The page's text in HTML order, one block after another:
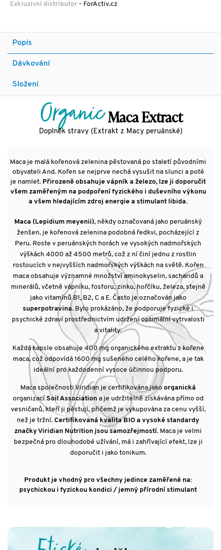
Exkluzivní distributor - ForActiv.cz
Popis
Dávkování
Složení
OrganicMaca Extract
Doplněk stravy (Extrakt z Macy peruánské)
Maca je malá kořenová zelenina pěstovaná po staletí původními
obyvateli And. Kořen se nejprve nechá vysušit na slunci a poté
je namlet. Přirozeně obsahuje vápník a železo, lze ji doporučit
všem zaměřeným na podpoření fyzického i duševního výkonu
a všem hledajícím zdroj energie a stimulant libida.
Maca (Lepidium meyenii), někdy označovaná jako peruánský
ženšen, je kořenová zelenina podobná ředkvi, pocházející z
Peru. Roste v peruánských horách ve vysokých nadmořských
výškách 4000 až 4500 metrů, což z ní činí jednu z rostlin
rostoucích v nejvyšších nadmořských výškách na světě. Kořen
maca obsahuje významné množství aminokyselin, sacharidů a
minerálů, včetně vápníku, fosforu, zinku, hořčíku, železa, stejně
jako vitamínů B1, B2, C a E. Často je označován jako
superpotravina. Bylo prokázáno, že podporuje fyzické i
psychické zdraví prostřednictvím udržení optimální vytrvalosti
a vitality.
Každá kapsle obsahuje 400 mg organického extraktu z kořene
maca, což odpovídá 1600 mg sušeného celého kořene, a je tak
ideální pro každodenní vysoce účinnou podporu.
Maca společnosti Viridian je certifikována jako organická
organizací Soil Associationa je udržitelně získávána přímo od
vesničanů, kteří ji pěstují, přičemž je vykupována za cenu vyšší,
než je tržní. Certifikovaná kvalita BIO a vysoké standardy
značky Viridian Nutrition jsou samozřejmostí. Maca je velmi
bezpečná pro dlouhodobé užívání, má i zahřívající efekt, lze ji
doporučit i jako tonikum.
Produkt je vhodný pro všechny jedince zaměřené na:
psychickou i fyzickou kondici / jemný přírodní stimulant